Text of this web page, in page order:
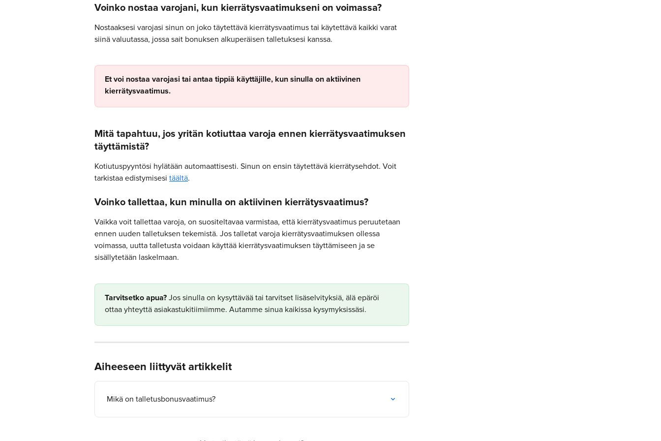
Voinko nostaa varojani, kun kierrätysvaatimukseni on voimassa?
Nostaaksesi varojasi sinun on joko täytettävä kierrätysvaatimus tai käytettävä kaikki varat
siinä valuutassa, jossa sait bonuksen alkuperäisen talletuksesi kanssa.
Et voi nostaa varojasi tai antaa tippiä käyttäjille, kun sinulla on aktiivinen
kierrätysvaatimus.
Mitä tapahtuu, jos yritän kotiuttaa varoja ennen kierrätysvaatimuksen
täyttämistä?
Kotiutuspyyntösi hylätään automaattisesti. Sinun on ensin täytettävä kierrätysehdot. Voit
tarkistaa edistymisesi täältä.
Voinko tallettaa, kun minulla on aktiivinen kierrätysvaatimus?
Vaikka voit tallettaa varoja, on suositeltavaa varmistaa, että kierrätysvaatimus peruutetaan
ennen uuden talletuksen tekemistä. Jos talletat varoja kierrätysvaatimuksen ollessa
voimassa, uutta talletusta voidaan käyttää kierrätysvaatimuksen täyttämiseen ja se
sisällytetään laskelmaan.
​Tarvitsetko apua? Jos sinulla on kysyttävää tai tarvitset lisäselvityksiä, älä epäröi
ottaa yhteyttä asiakastukitiimiimme. Autamme sinua kaikissa kysymyksissäsi.
Aiheeseen liittyvät artikkelit
Mikä on talletusbonusvaatimus?